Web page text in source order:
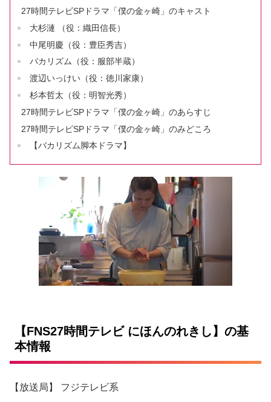
27時間テレビSPドラマ「僕の金ヶ崎」のキャスト
大杉漣 （役：織田信長）
中尾明慶（役：豊臣秀吉）
バカリズム（役：服部半蔵）
渡辺いっけい（役：徳川家康）
杉本哲太（役：明智光秀）
27時間テレビSPドラマ「僕の金ヶ崎」のあらすじ
27時間テレビSPドラマ「僕の金ヶ崎」のみどころ
【バカリズム脚本ドラマ】
【FNS27時間テレビ にほんのれきし】の基
本情報
【放送局】 フジテレビ系